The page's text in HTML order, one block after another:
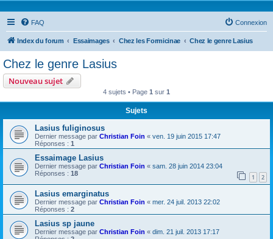
FAQ Connexion
Index du forum Essaimages Chez les Formicinae Chez le genre Lasius
Chez le genre Lasius
Nouveau sujet
4 sujets • Page 1 sur 1
Sujets
Lasius fuliginosus
Dernier message par Christian Foin « ven. 19 juin 2015 17:47
Réponses : 1
Essaimage Lasius
Dernier message par Christian Foin « sam. 28 juin 2014 23:04
Réponses : 18 1 2
Lasius emarginatus
Dernier message par Christian Foin « mer. 24 juil. 2013 22:02
Réponses : 2
Lasius sp jaune
Dernier message par Christian Foin « dim. 21 juil. 2013 17:17